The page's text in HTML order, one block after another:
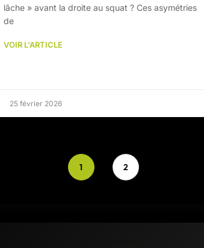
lâche » avant la droite au squat ? Ces asymétries
de
VOIR L'ARTICLE
25 février 2026
1 2